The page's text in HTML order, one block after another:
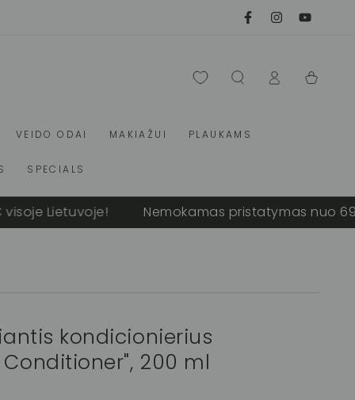
FacebookInstagram
Youtube
VEIDO ODAI MAKIAŽUI PLAUKAMS
SPECIALS
PrisijungtiKrepšelis
Lietuvoje! Nemokamas pristatymas nuo 69
kondicionierius
200 ml